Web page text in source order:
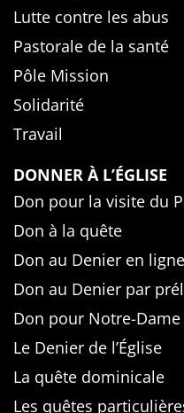
Lutte contre les abus
Pastorale de la santé
Pôle Mission
Solidarité
Travail
DONNER À L’ÉGLISE
Don pour la visite du
Don à la quête
Don au Denier en ligne
Don au Denier par
Don pour Notre-Dame
Le Denier de l’Église
La quête dominicale
Les quêtes